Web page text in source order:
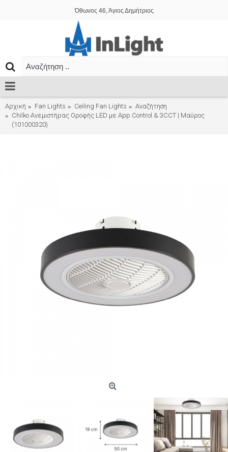
Όθωνος 46, Άγιος Δημήτριος
Αρχική Fan Lights Ceiling Fan Lights
Αναζήτηση
Chilko Ανεμιστήρας Οροφής LED με App Control & 3CCT | Μαύρος
(101000320)